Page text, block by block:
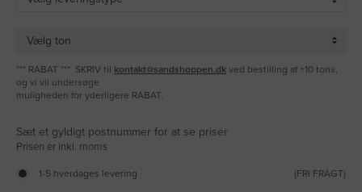
*** RABAT *** SKRIV til kontakt@sandshoppen.dk ved bestilling af +10 tons,
og vi vil undersøge
muligheden for yderligere RABAT.
Sæt et gyldigt postnummer for at se priser
1-5 hverdages levering (FRI FRAGT)